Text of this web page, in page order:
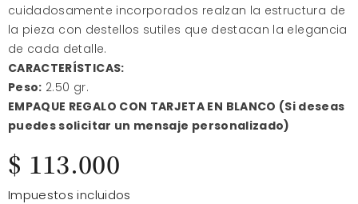
cuidadosamente incorporados realzan la estructura de
la pieza con destellos sutiles que destacan la elegancia
de cada detalle.
CARACTERÍSTICAS:
Peso: 2.50 gr.
EMPAQUE REGALO CON TARJETA EN BLANCO (Si deseas
puedes solicitar un mensaje personalizado)
$ 113.000
Impuestos incluidos